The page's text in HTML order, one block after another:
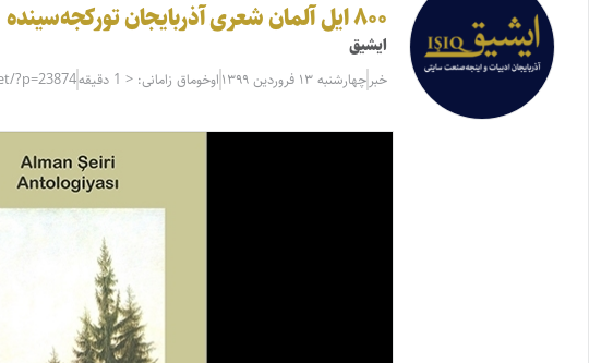
۸۰۰ ایل آلمان شعری آذربایجان تورکجه‌سینده
ایشیق
خبر چهارشنبه ۱۳ فروردین ۱۳۹۹ اوخوماق زامانی: < 1 دقیقه ?p=23874